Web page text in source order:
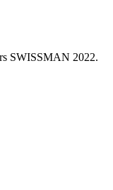
SWISSMAN 2022.